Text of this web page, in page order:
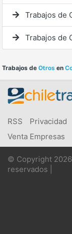
Trabajos de
Trabajos de
Trabajos de Otros en
RSS Privacidad
Venta Empresas
© Copyright 2026
reservados |